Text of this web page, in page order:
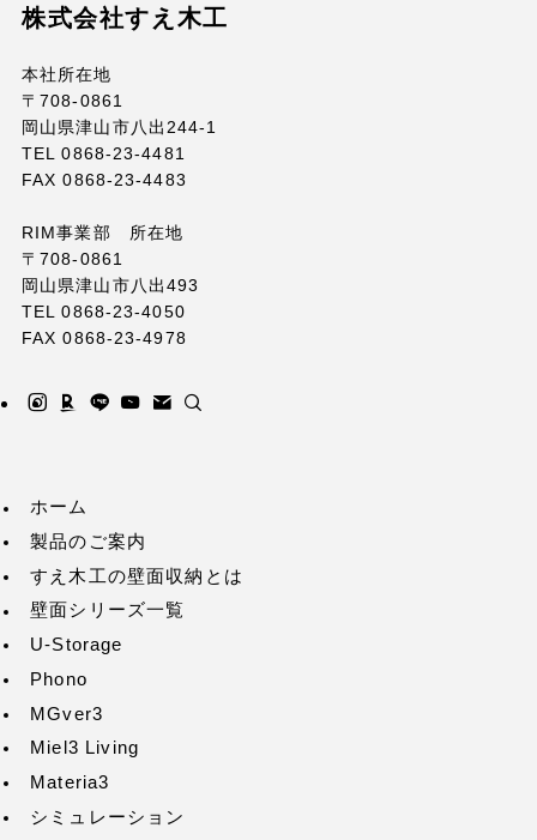
株式会社すえ木工
本社所在地
〒708-0861
岡山県津山市八出244-1
TEL 0868-23-4481
FAX 0868-23-4483
RIM事業部 所在地
〒708-0861
岡山県津山市八出493
TEL 0868-23-4050
FAX 0868-23-4978
ホーム
製品のご案内
すえ木工の壁面収納とは
壁面シリーズ一覧
U-Storage
Phono
MGver3
Miel3 Living
Materia3
シミュレーション